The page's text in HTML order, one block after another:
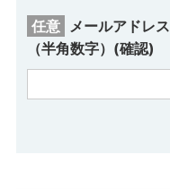
メールアドレス
（半角数字）(確認)